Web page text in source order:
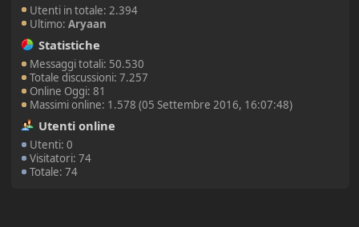
Utenti in totale: 2.394
Ultimo:Aryaan
Statistiche
Messaggi totali: 50.530
Totale discussioni: 7.257
Online Oggi: 81
Massimi online: 1.578 (05 Settembre 2016, 16:07:48)
Utenti online
Utenti: 0
Visitatori: 74
Totale: 74